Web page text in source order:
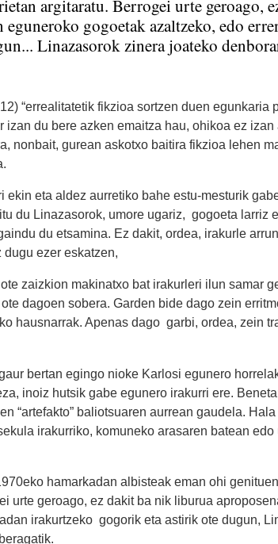
argitaratu. Berrogei urte geroago,
eguneroko gogoetak azaltzeko, edo
Linazasorok zinera joateko
“errealitatetik fikzioa sortzen duen egunkaria
izan du bere azken emaitza hau, ohikoa ez
nonbait, gurean askotxo baitira fikzioa lehen
ekin eta aldez aurretiko bahe estu-mesturik
du Linazasorok, umore ugariz, gogoeta larriz
du etsamina. Ez dakit, ordea, irakurle
ezer eskatzen,
zaizkion makinatxo bat irakurleri ilun samar
dagoen sobera. Garden bide dago zein
hausnarrak. Apenas dago garbi, ordea, zein
bertan egingo nioke Karlosi egunero
inoiz hutsik gabe egunero irakurri ere.
“artefakto” baliotsuaren aurrean gaudela.
irakurriko, komuneko arasaren batean
hamarkadan albisteak eman ohi
urte geroago, ez dakit ba nik liburua
irakurtzeko gogorik eta astirik ote dugun,